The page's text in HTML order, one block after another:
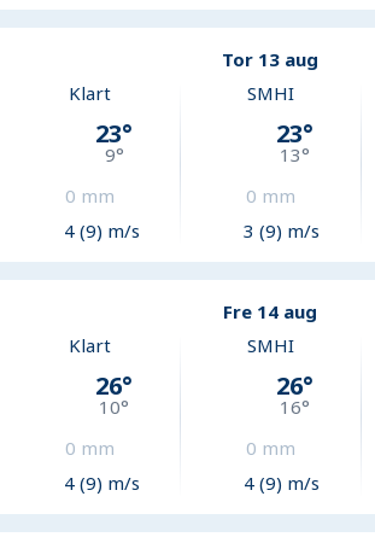
Tor 13 aug
Klart
23°
9°
0 mm
4 (9) m/s
SMHI
23°
13°
0 mm
3 (9) m/s
Fre 14 aug
Klart
26°
10°
0 mm
4 (9) m/s
SMHI
26°
16°
0 mm
4 (9) m/s